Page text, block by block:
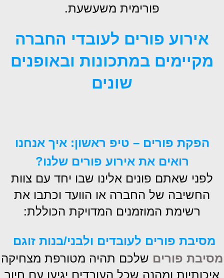
פורימית משעשעת.
אירוע פורים לעובדי החברה
מקיימים במתכונות ובאופנים
שונים
הפקת פורים – טיפ ראשון: איך אנחנו
רואים את אירוע פורים שלנו?
לפני שאתם פונים אלינו שבו יחד עם צוות
החשיבה של החברה או הוועד וכתבו את
רשימת המוזמנים המדויקת הכוללת:
מסיבת פורים לעובדים ולבני/בנות זוגם
מסיבת פורים שלכם תהיה מטורפת מצחיקה
איכותיות ומהנה שכל העובדים יגיעו עם חיוך